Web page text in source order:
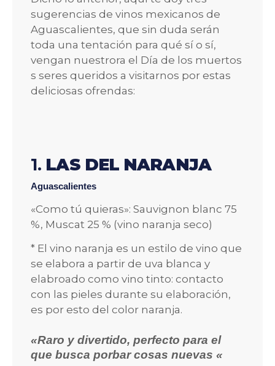
sugerencias de vinos mexicanos de
Aguascalientes, que sin duda serán
toda una tentación para qué sí o sí,
vengan nuestrora el Día de los muertos
s seres queridos a visitarnos por estas
deliciosas ofrendas:
1. LAS DEL NARANJA
Aguascalientes
«Como tú quieras»: Sauvignon blanc 75
%, Muscat 25 % (vino naranja seco)
* El vino naranja es un estilo de vino que
se elabora a partir de uva blanca y
elabroado como vino tinto: contacto
con las pieles durante su elaboración,
es por esto del color naranja.
«Raro y divertido, perfecto para el
que busca porbar cosas nuevas «